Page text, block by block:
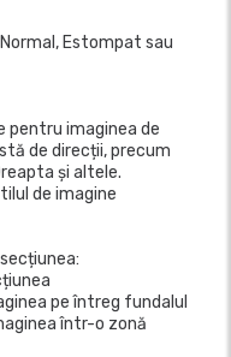
Estompat sau
pentru imaginea de
de direcții, precum
și altele.
de imagine
pe întreg fundalul
într-o zonă